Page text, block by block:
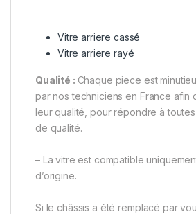
Vitre arriere cassé
Vitre arriere rayé
Qualité : Chaque piece est
par nos techniciens en France afin
leur qualité, pour répondre à
de qualité.
– La vitre est compatible
d’origine.
Si le châssis a été remplacé par